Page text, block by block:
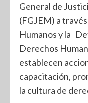
General de
(FGJEM) a
Humanos y la
Derechos
establecen
capacitación,
la cultura de